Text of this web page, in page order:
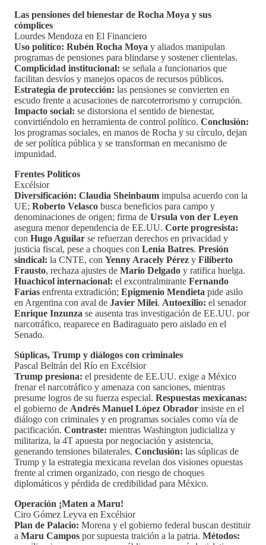
Las pensiones del bienestar de Rocha Moya y sus
cómplices
Lourdes Mendoza en El Financiero
Uso político: Rubén Rocha Moya y aliados manipulan
programas de pensiones para blindarse y sostener clientelas.
Complicidad institucional: se señala a funcionarios que
facilitan desvíos y manejos opacos de recursos públicos.
Estrategia de protección: las pensiones se convierten en
escudo frente a acusaciones de narcoterrorismo y corrupción.
Impacto social: se distorsiona el sentido de bienestar,
convirtiéndolo en herramienta de control político. Conclusión:
los programas sociales, en manos de Rocha y su círculo, dejan
de ser política pública y se transforman en mecanismo de
impunidad.
Frentes Políticos
Excélsior
Diversificación: Claudia Sheinbaum impulsa acuerdo con la
UE; Roberto Velasco busca beneficios para campo y
denominaciones de origen; firma de Ursula von der Leyen
asegura menor dependencia de EE.UU. Corte progresista:
con Hugo Aguilar se refuerzan derechos en privacidad y
justicia fiscal, pese a choques con Lenia Batres. Presión
sindical: la CNTE, con Yenny Aracely Pérez y Filiberto
Frausto, rechaza ajustes de Mario Delgado y ratifica huelga.
Huachicol internacional: el excontralmirante Fernando
Farías enfrenta extradición; Epigmenio Mendieta pide asilo
en Argentina con aval de Javier Milei. Autoexilio: el senador
Enrique Inzunza se ausenta tras investigación de EE.UU. por
narcotráfico, reaparece en Badiraguato pero aislado en el
Senado.
Súplicas, Trump y diálogos con criminales
Pascal Beltrán del Río en Excélsior
Trump presiona: el presidente de EE.UU. exige a México
frenar el narcotráfico y amenaza con sanciones, mientras
presume logros de su fuerza especial. Respuestas mexicanas:
el gobierno de Andrés Manuel López Obrador insiste en el
diálogo con criminales y en programas sociales como vía de
pacificación. Contraste: mientras Washington judicializa y
militariza, la 4T apuesta por negociación y asistencia,
generando tensiones bilaterales. Conclusión: las súplicas de
Trump y la estrategia mexicana revelan dos visiones opuestas
frente al crimen organizado, con riesgo de choques
diplomáticos y pérdida de credibilidad para México.
Operación ¡Maten a Maru!
Ciro Gómez Leyva en Excélsior
Plan de Palacio: Morena y el gobierno federal buscan destituir
a Maru Campos por supuesta traición a la patria. Métodos: